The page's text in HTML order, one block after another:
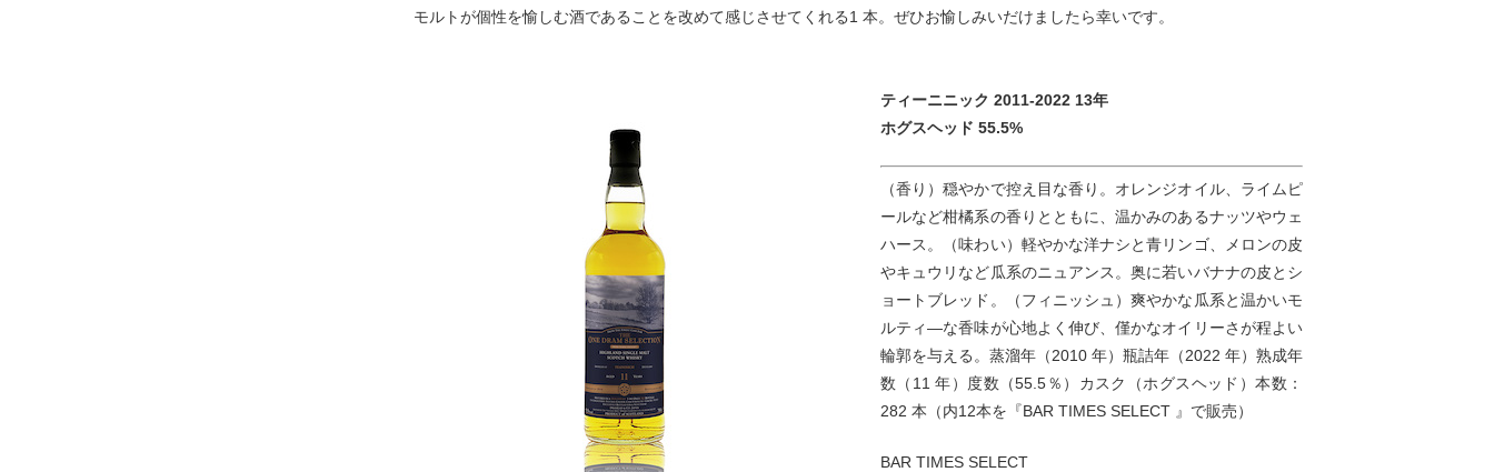
モルトが個性を愉しむ酒であることを改めて感じさせてくれる1 本。ぜひお愉しみいだけましたら幸いです。
ティーニニック 2011-2022 13年
ホグスヘッド 55.5%
（香り）穏やかで控え目な香り。オレンジオイル、ライムピ
ールなど柑橘系の香りとともに、温かみのあるナッツやウェ
ハース。（味わい）軽やかな洋ナシと青リンゴ、メロンの皮
やキュウリなど瓜系のニュアンス。奥に若いバナナの皮とシ
ョートブレッド。（フィニッシュ）爽やかな瓜系と温かいモ
ルティ―な香味が心地よく伸び、僅かなオイリーさが程よい
輪郭を与える。蒸溜年（2010 年）瓶詰年（2022 年）熟成年
数（11 年）度数（55.5％）カスク（ホグスヘッド）本数：
282 本（内12本を『BAR TIMES SELECT 』で販売）
BAR TIMES SELECT